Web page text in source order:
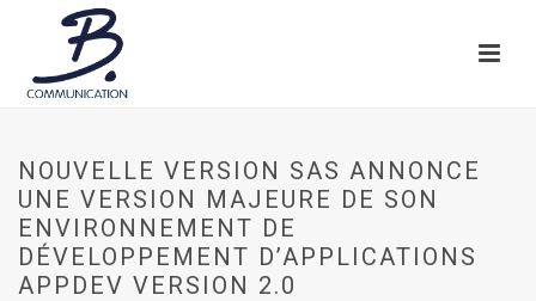
NOUVELLE VERSION SAS ANNONCE
UNE VERSION MAJEURE DE SON
ENVIRONNEMENT DE
DÉVELOPPEMENT D’APPLICATIONS
APPDEV VERSION 2.0